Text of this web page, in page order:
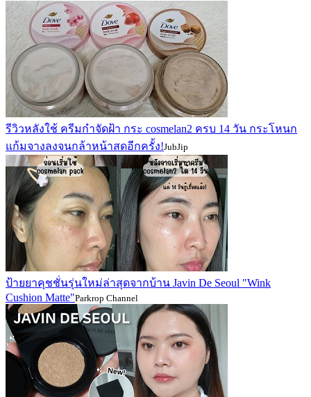
รีวิวหลังใช้ ครีมกำจัดฝ้า กระ cosmelan2 ครบ 14 วัน กระโหนก
แก้มจางลงจนกล้าหน้าสดอีกครั้ง!JubJip
ป้ายยาคุชชั่นรุ่นใหม่ล่าสุดจากบ้าน Javin De Seoul "Wink
Cushion Matte"Parkrop Channel